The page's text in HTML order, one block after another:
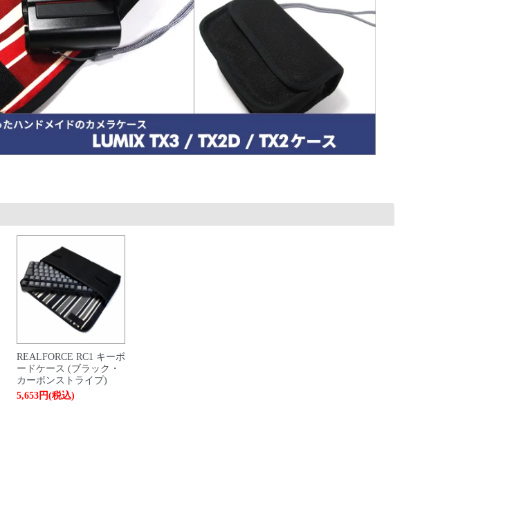
REALFORCE RC1 キーボ
ードケース (ブラック・
カーボンストライプ)
5,653円(税込)